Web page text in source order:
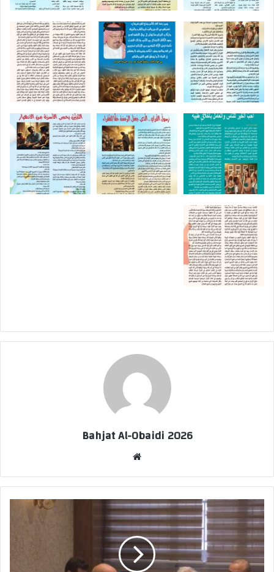
Bahjat Al-Obaidi 2026